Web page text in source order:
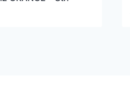
– Rygsæk